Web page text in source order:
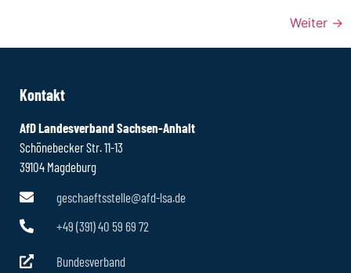
Weiter →
Kontakt
AfD Landesverband Sachsen-Anhalt
Schönebecker Str. 11-13
39104 Magdeburg
geschaeftsstelle@afd-lsa.de
+49 (391) 40 59 69 72
Bundesverband